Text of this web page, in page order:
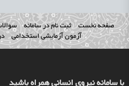
صفحه نخست ثبت نام در سامانه
آزمون آزمایشی استخدامی
با سامانه نیروی انسانی همراه باشید